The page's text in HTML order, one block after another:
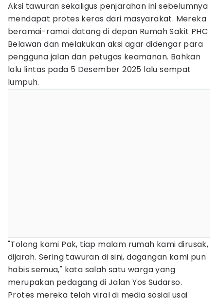
Aksi tawuran sekaligus penjarahan ini sebelumnya
mendapat protes keras dari masyarakat. Mereka
beramai-ramai datang di depan Rumah Sakit PHC
Belawan dan melakukan aksi agar didengar para
pengguna jalan dan petugas keamanan. Bahkan
lalu lintas pada 5 Desember 2025 lalu sempat
lumpuh.
"Tolong kami Pak, tiap malam rumah kami dirusak,
dijarah. Sering tawuran di sini, dagangan kami pun
habis semua," kata salah satu warga yang
merupakan pedagang di Jalan Yos Sudarso.
Protes mereka telah viral di media sosial usai